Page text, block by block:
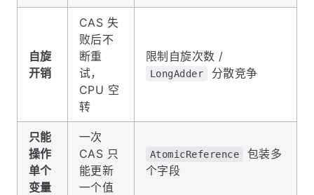
自旋
开销
CAS 失
败后不
断重
试，
CPU 空
转
限制自旋次数 /
LongAdder 分散竞争
只能
操作
单个
变量
一次
CAS 只
能更新
一个值
AtomicReference
包装多
个字段